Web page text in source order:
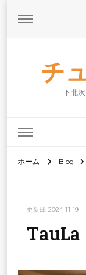
チ
下北
ホーム Blog
更新日: 2024-11-19
TauLa